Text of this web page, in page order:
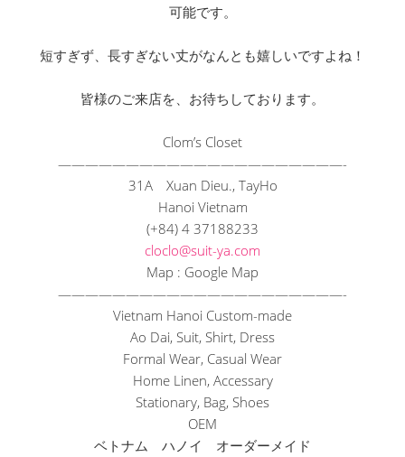
可能です。
短すぎず、長すぎない丈がなんとも嬉しいですよね！
皆様のご来店を、お待ちしております。
Clom’s Closet
—————————————————————-
31A Xuan Dieu., TayHo
Hanoi Vietnam
(+84) 4 37188233
cloclo@suit-ya.com
Map : Google Map
—————————————————————-
Vietnam Hanoi Custom-made
Ao Dai, Suit, Shirt, Dress
Formal Wear, Casual Wear
Home Linen, Accessary
Stationary, Bag, Shoes
OEM
ベトナム ハノイ オーダーメイド